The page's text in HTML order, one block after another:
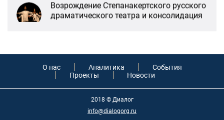
13:47, 26 Январь
Организации ДИАЛОГ
21:27, 22 Январь
«Взаимное восприятие образов Армении
и России»: совместный круглый стол
РСМД и ДИАЛОГА
О нас Аналитика
События
Проекты
Новости
2018 © Диалог
info@dialogorg.ru